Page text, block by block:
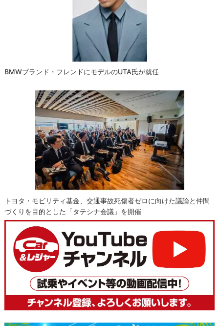
BMWブランド・フレンドにモデルのUTA氏が就任
トヨタ・モビリティ基金、交通事故死傷者ゼロに向けた議論と仲間
づくりを目的とした「タテシナ会議」を開催